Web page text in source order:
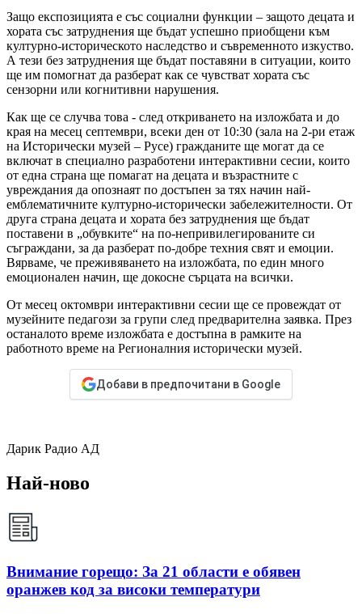
Защо експозицията е със социални функции – защото децата и
хората със затруднения ще бъдат успешно приобщени към
културно-историческото наследство и съвременното изкуство.
А тези без затруднения ще бъдат поставяни в ситуации, които
ще им помогнат да разберат как се чувстват хората със
сензорни или когнитивни нарушения.
Как ще се случва това - след откриването на изложбата и до
края на месец септември, всеки ден от 10:30 (зала на 2-ри етаж
на Исторически музей – Русе) гражданите ще могат да се
включат в специално разработени интерактивни сесии, които
от една страна ще помагат на децата и възрастните с
увреждания да опознаят по достъпен за тях начин най-
емблематичните културно-исторически забележителности. От
друга страна децата и хората без затруднения ще бъдат
поставени в „обувките“ на по-непривилегированите си
съграждани, за да разберат по-добре техния свят и емоции.
Вярваме, че преживяването на изложбата, по един много
емоционален начин, ще докосне сърцата на всички.
От месец октомври интерактивни сесии ще се провеждат от
музейните педагози за групи след предварителна заявка. През
останалото време изложбата е достъпна в рамките на
работното време на Регионалния исторически музей.
Добави в предпочитани в Google
Дарик Радио АД
Най-ново
Внимание горещо: За 21 области е обявен
оранжев код за високи температури